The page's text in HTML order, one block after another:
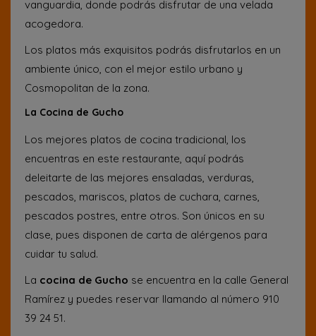
vanguardia, donde podrás disfrutar de una velada
acogedora.
Los platos más exquisitos podrás disfrutarlos en un
ambiente único, con el mejor estilo urbano y
Cosmopolitan de la zona.
La Cocina de Gucho
Los mejores platos de cocina tradicional, los
encuentras en este restaurante, aquí podrás
deleitarte de las mejores ensaladas, verduras,
pescados, mariscos, platos de cuchara, carnes,
pescados postres, entre otros. Son únicos en su
clase, pues disponen de carta de alérgenos para
cuidar tu salud.
La cocina de Gucho se encuentra en la calle General
Ramírez y puedes reservar llamando al número 910
39 24 51.